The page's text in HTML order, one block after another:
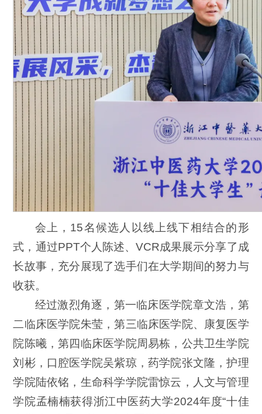
会上，15名候选人以线上线下相结合的形
式，通过PPT个人陈述、VCR成果展示分享了成
长故事，充分展现了选手们在大学期间的努力与
收获。
经过激烈角逐，第一临床医学院章文浩，第
二临床医学院朱莹，第三临床医学院、康复医学
院陈曦，第四临床医学院周易栋，公共卫生学院
刘彬，口腔医学院吴紫琼，药学院张文隆，护理
学院陆依铭，生命科学学院雷惊云，人文与管理
学院孟楠楠获得浙江中医药大学2024年度“十佳